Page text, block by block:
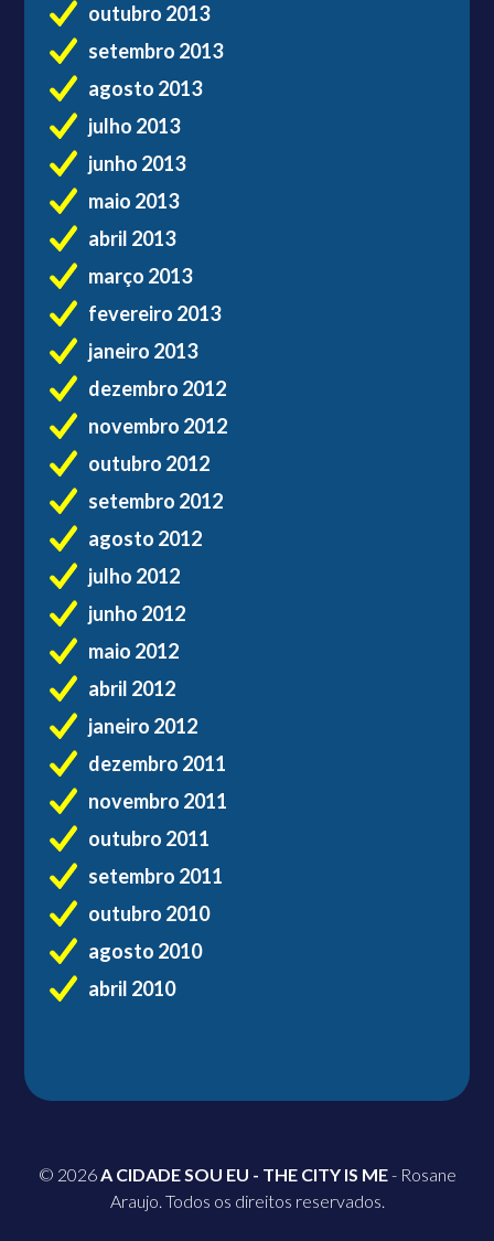
outubro 2013
setembro 2013
agosto 2013
julho 2013
junho 2013
maio 2013
abril 2013
março 2013
fevereiro 2013
janeiro 2013
dezembro 2012
novembro 2012
outubro 2012
setembro 2012
agosto 2012
julho 2012
junho 2012
maio 2012
abril 2012
janeiro 2012
dezembro 2011
novembro 2011
outubro 2011
setembro 2011
outubro 2010
agosto 2010
abril 2010
© 2026A CIDADE SOU EU - THE CITY IS ME- Rosane
Araujo. Todos os direitos reservados.